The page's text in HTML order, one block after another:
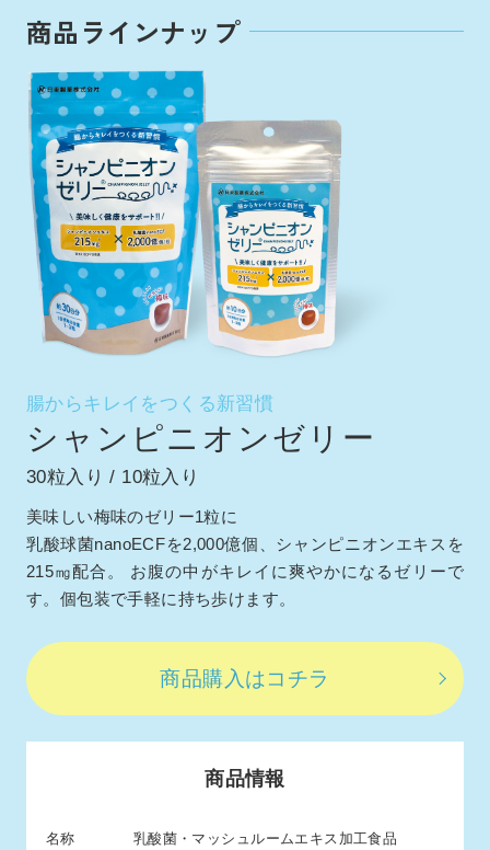
商品ラインナップ
腸からキレイをつくる新習慣
シャンピニオンゼリー
30粒入り / 10粒入り
美味しい梅味のゼリー1粒に
乳酸球菌nanoECFを2,000億個、シャンピニオンエキスを
215㎎配合。
お腹の中がキレイに爽やかになるゼリーで
す。個包装で手軽に持ち歩けます。
商品購入はコチラ
商品情報
名称 乳酸菌・マッシュルームエキス加工食品